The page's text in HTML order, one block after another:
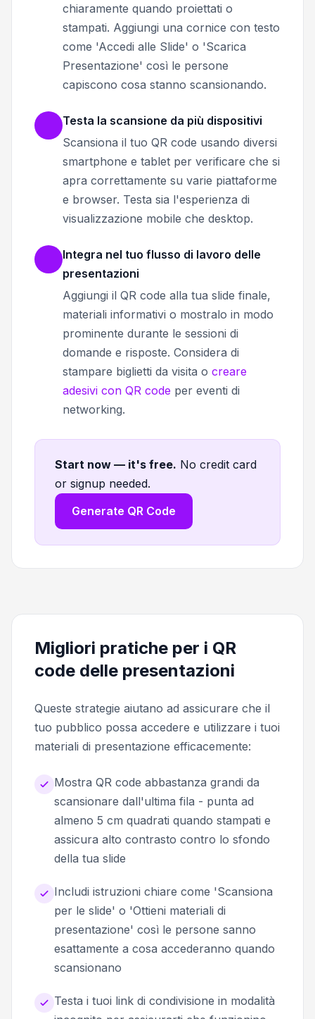
chiaramente quando proiettati o
stampati. Aggiungi una cornice con testo
come 'Accedi alle Slide' o 'Scarica
Presentazione' così le persone
capiscono cosa stanno scansionando.
Testa la scansione da più dispositivi
Scansiona il tuo QR code usando diversi
smartphone e tablet per verificare che si
apra correttamente su varie piattaforme
e browser. Testa sia l'esperienza di
visualizzazione mobile che desktop.
Integra nel tuo flusso di lavoro delle
presentazioni
Aggiungi il QR code alla tua slide finale,
materiali informativi o mostralo in modo
prominente durante le sessioni di
domande e risposte. Considera di
stampare biglietti da visita o creare
adesivi con QR code per eventi di
networking.
Start now — it's free. No credit card
or signup needed.
Generate QR Code
Migliori pratiche per i QR
code delle presentazioni
Queste strategie aiutano ad assicurare che il
tuo pubblico possa accedere e utilizzare i tuoi
materiali di presentazione efficacemente:
Mostra QR code abbastanza grandi da
scansionare dall'ultima fila - punta ad
almeno 5 cm quadrati quando stampati e
assicura alto contrasto contro lo sfondo
della tua slide
Includi istruzioni chiare come 'Scansiona
per le slide' o 'Ottieni materiali di
presentazione' così le persone sanno
esattamente a cosa accederanno quando
scansionano
Testa i tuoi link di condivisione in modalità